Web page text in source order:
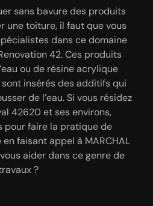
sans bavure des produits
une toiture, il faut que vous
dans ce domaine
42. Ces produits
ou de résine acrylique
insérés des additifs qui
de l’eau. Si vous résidez
42620 et ses environs,
pour faire la pratique de
faisant appel à MARCHAL
aider dans ce genre de
?
à MARCHAL Renovation 42
d’hydrofuge de toiture
Pierre Laval 42620 pour
et l’étanchéité de votre
ce genre sont à réaliser
la propreté de votre toiture.
pour assurer la propreté
de votre revêtement de
de savoir que MARCHAL
un couvreur qui opte pour
à basse pression selon le
et son état afin
un traitement hydrofuge
Pierre Laval 42620 ; il est
envoyer une demande de
de ce document que vous
de la durée de notre
notre main-d’œuvre, de la
à prévoir. Ce devis vous ait
MARCHAL Renovation
en rien. Et en moins de 24
faire parvenir une réponse
bien détaillée.